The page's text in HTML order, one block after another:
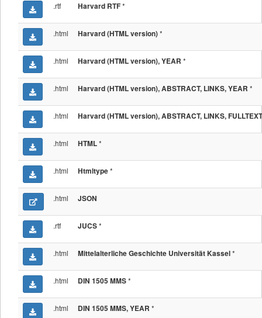
.rtf Harvard RTF*
.html Harvard (HTML version)*
.html Harvard (HTML version), YEAR *
.html Harvard (HTML version), ABSTRACT, LINKS, YEAR *
.html Harvard (HTML version), ABSTRACT, LINKS,
.html HTML*
.html Htmltype*
.html JSON
.rtf JUCS*
.html Mittelalterliche Geschichte Universität Kassel*
.html DIN 1505 MMS*
.html DIN 1505 MMS, YEAR *